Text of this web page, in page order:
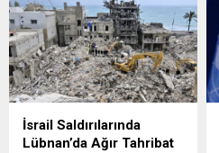
yönelik yüzde 25 oranında
gümrük vergisi
açıklayacağını duyurdu.
İsrail Saldırılarında
Lübnan’da Ağır Tahribat